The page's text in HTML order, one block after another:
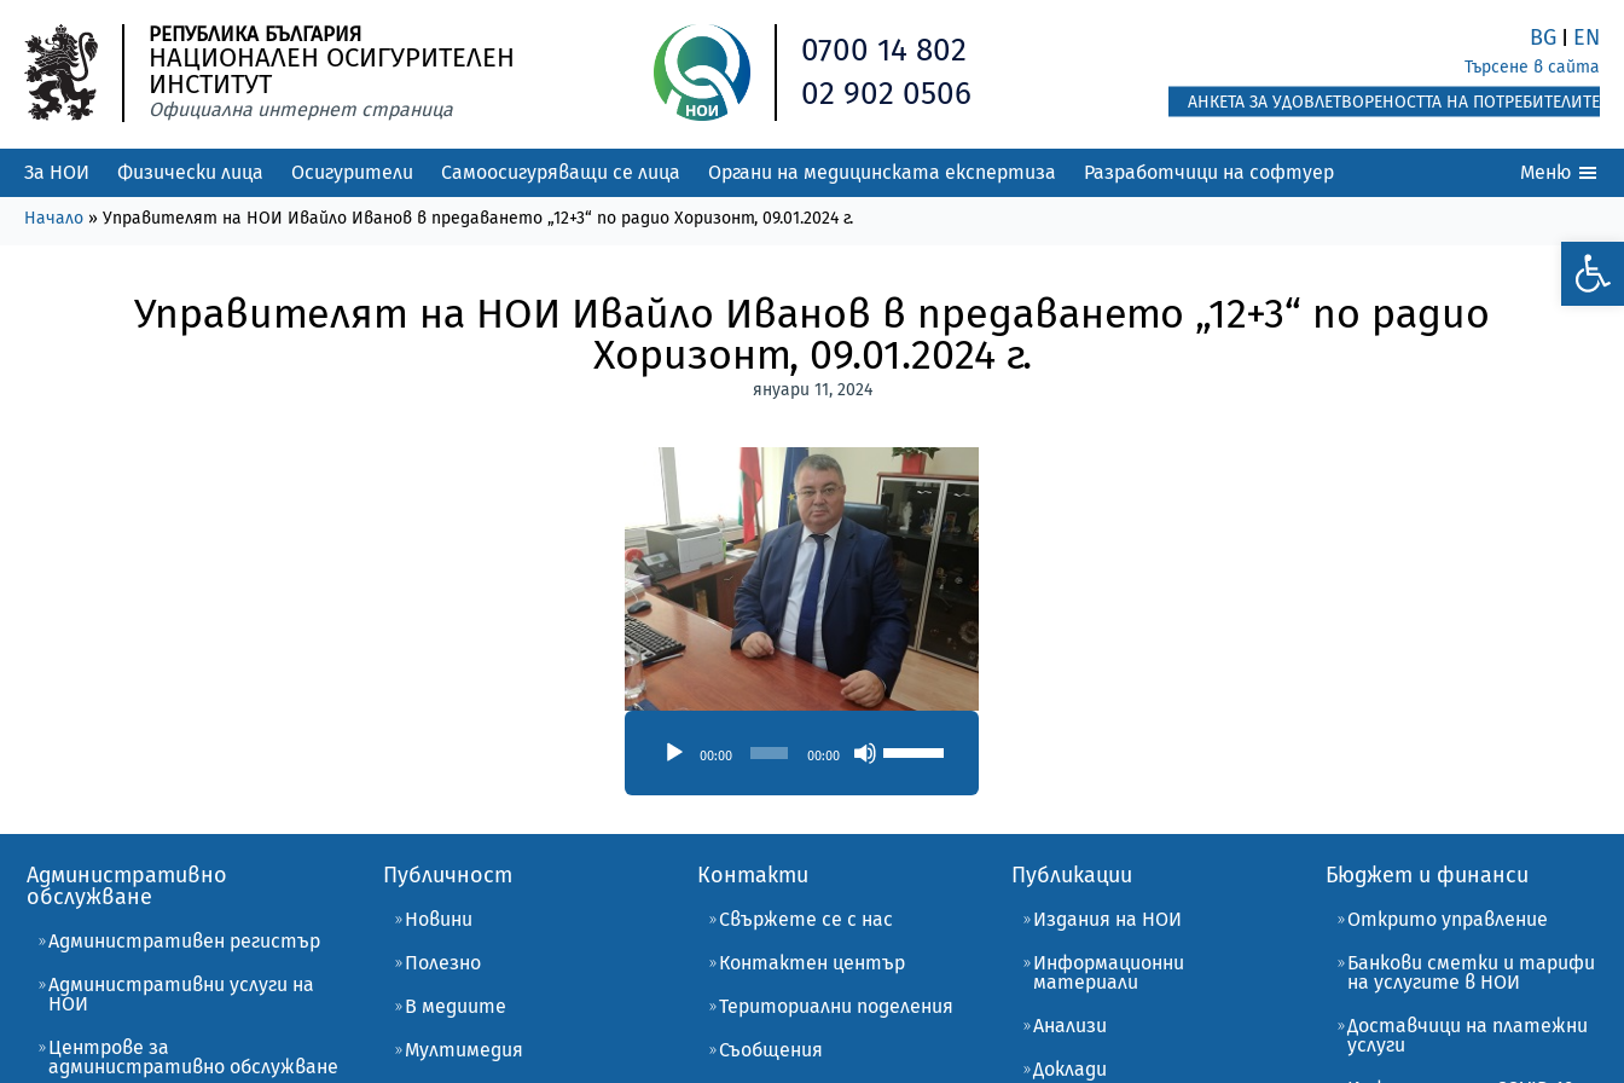
РЕПУБЛИКА БЪЛГАРИЯ
НАЦИОНАЛЕН ОСИГУРИТЕЛЕН
ИНСТИТУТ
Официална интернет страница
0700 14 802
02 902 0506
BG EN
Търсене в сайта
АНКЕТА ЗА УДОВЛЕТВОРЕНОСТТА НА ПОТРЕБИТЕЛИТЕ
За НОИ Физически лица Осигурители Самоосигуряващи се лица Органи на медицинската експертиза Разработчици на софтуер Меню
Начало » Управителят на НОИ Ивайло Иванов в предаването „12+3“ по радио Хоризонт, 09.01.2024 г.
Управителят на НОИ Ивайло Иванов в предаването „12+3“ по радио
Хоризонт, 09.01.2024 г.
януари 11, 2024
Аудио
00:00 00:00
Нагоре/
или
намалите
звука.
Административно
обслужване
Административен регистър
Административни услуги на
НОИ
Центрове за
административно обслужване
Публичност
Новини
Полезно
В медиите
Мултимедия
Контакти
Свържете се с нас
Контактен център
Териториални поделения
Съобщения
Публикации
Издания на НОИ
Информационни
материали
Анализи
Доклади
Бюджет и финанси
Открито управление
Банкови сметки и тарифи
на услугите в НОИ
Доставчици на платежни
услуги